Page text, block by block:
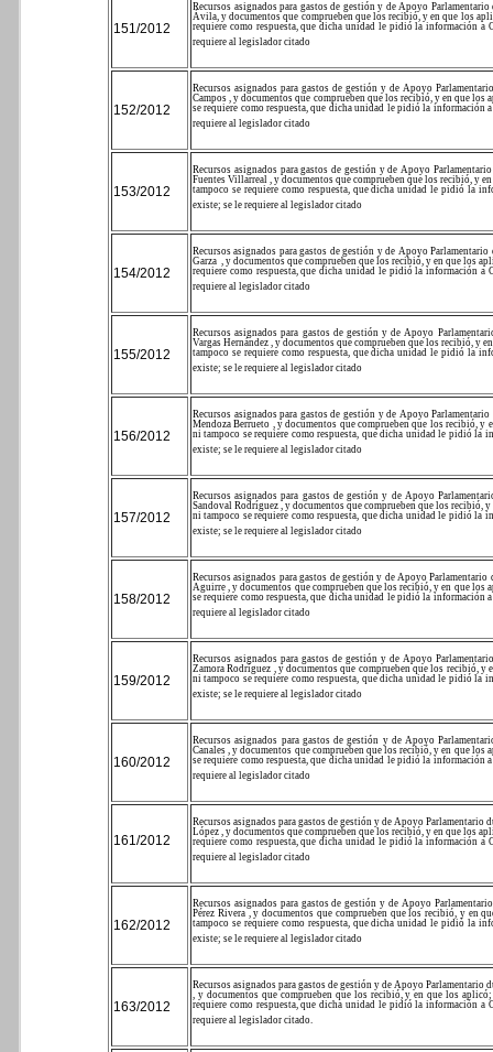
151/2012
Recursos asignados para gastos de gestión y de Apoyo
Ávila, y documentos que comprueben que los recibió, y en que los
requiere como respuesta, que dicha unidad le pidió la información
requiere al legislador citado
152/2012
Recursos asignados para gastos de gestión y de Apoyo
Campos , y documentos que comprueben que los recibió, y en que
se requiere como respuesta, que dicha unidad le pidió la información
requiere al legislador citado
153/2012
Recursos asignados para gastos de gestión y de Apoyo
Fuentes Villarreal , y documentos que comprueben que los recibió, y
tampoco se requiere como respuesta, que dicha unidad le pidió la
existe; se le requiere al legislador citado
154/2012
Recursos asignados para gastos de gestión y de Apoyo
Garza , y documentos que comprueben que los recibió, y en que los
requiere como respuesta, que dicha unidad le pidió la información
requiere al legislador citado
155/2012
Recursos asignados para gastos de gestión y de Apoyo
Vargas Hernández , y documentos que comprueben que los recibió, y
tampoco se requiere como respuesta, que dicha unidad le pidió la
existe; se le requiere al legislador citado
156/2012
Recursos asignados para gastos de gestión y de Apoyo
Mendoza Berrueto , y documentos que comprueben que los recibió,
ni tampoco se requiere como respuesta, que dicha unidad le pidió la
existe; se le requiere al legislador citado
157/2012
Recursos asignados para gastos de gestión y de Apoyo
Sandoval Rodríguez , y documentos que comprueben que los
ni tampoco se requiere como respuesta, que dicha unidad le pidió la
existe; se le requiere al legislador citado
158/2012
Recursos asignados para gastos de gestión y de Apoyo
Aguirre , y documentos que comprueben que los recibió, y en que
se requiere como respuesta, que dicha unidad le pidió la información
requiere al legislador citado
159/2012
Recursos asignados para gastos de gestión y de Apoyo
Zamora Rodríguez , y documentos que comprueben que los recibió,
ni tampoco se requiere como respuesta, que dicha unidad le pidió la
existe; se le requiere al legislador citado
160/2012
Recursos asignados para gastos de gestión y de Apoyo
Canales , y documentos que comprueben que los recibió, y en que
se requiere como respuesta, que dicha unidad le pidió la información
requiere al legislador citado
161/2012
Recursos asignados para gastos de gestión y de Apoyo
López , y documentos que comprueben que los recibió, y en que los
requiere como respuesta, que dicha unidad le pidió la información
requiere al legislador citado
162/2012
Recursos asignados para gastos de gestión y de Apoyo
Pérez Rivera , y documentos que comprueben que los recibió, y en
tampoco se requiere como respuesta, que dicha unidad le pidió la
existe; se le requiere al legislador citado
163/2012
Recursos asignados para gastos de gestión y de Apoyo Parlamentario
, y documentos que comprueben que los recibió, y en que los
requiere como respuesta, que dicha unidad le pidió la información
requiere al legislador citado.